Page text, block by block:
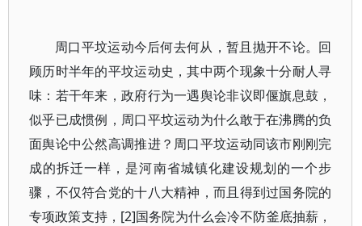
周口平坟运动今后何去何从，暂且抛开不论。回
顾历时半年的平坟运动史，其中两个现象十分耐人寻
味：若干年来，政府行为一遇舆论非议即偃旗息鼓，
似乎已成惯例，周口平坟运动为什么敢于在沸腾的负
面舆论中公然高调推进？周口平坟运动同该市刚刚完
成的拆迁一样，是河南省城镇化建设规划的一个步
骤，不仅符合党的十八大精神，而且得到过国务院的
专项政策支持，[2]国务院为什么会冷不防釜底抽薪，